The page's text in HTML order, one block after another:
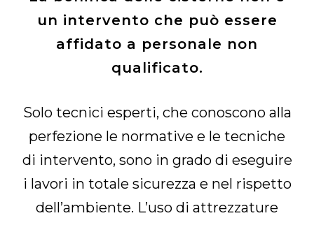
un intervento che può essere
affidato a personale non
qualificato.
Solo tecnici esperti, che conoscono alla
perfezione le normative e le tecniche
di intervento, sono in grado di eseguire
i lavori in totale sicurezza e nel rispetto
dell’ambiente. L’uso di attrezzature